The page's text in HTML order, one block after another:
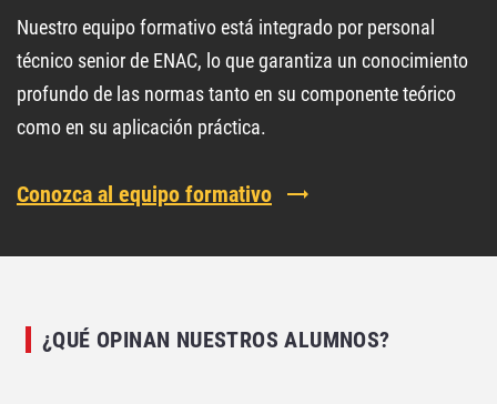
Nuestro equipo formativo está integrado por personal
técnico senior de ENAC, lo que garantiza un conocimiento
profundo de las normas tanto en su componente teórico
como en su aplicación práctica.
Conozca al equipo formativo
¿QUÉ OPINAN NUESTROS ALUMNOS?